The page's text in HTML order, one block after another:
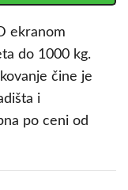
ekranom
do 1000 kg.
čine je
i
po ceni od